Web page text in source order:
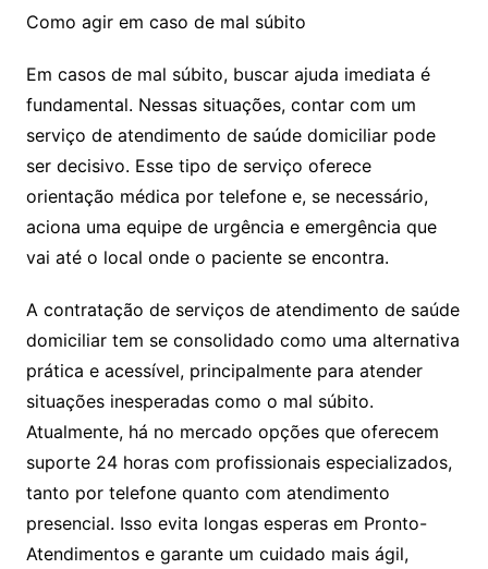
Como agir em caso de mal súbito
Em casos de mal súbito, buscar ajuda imediata é
fundamental. Nessas situações, contar com um
serviço de atendimento de saúde domiciliar pode
ser decisivo. Esse tipo de serviço oferece
orientação médica por telefone e, se necessário,
aciona uma equipe de urgência e emergência que
vai até o local onde o paciente se encontra.
A contratação de serviços de atendimento de saúde
domiciliar tem se consolidado como uma alternativa
prática e acessível, principalmente para atender
situações inesperadas como o mal súbito.
Atualmente, há no mercado opções que oferecem
suporte 24 horas com profissionais especializados,
tanto por telefone quanto com atendimento
presencial. Isso evita longas esperas em Pronto-
Atendimentos e garante um cuidado mais ágil,